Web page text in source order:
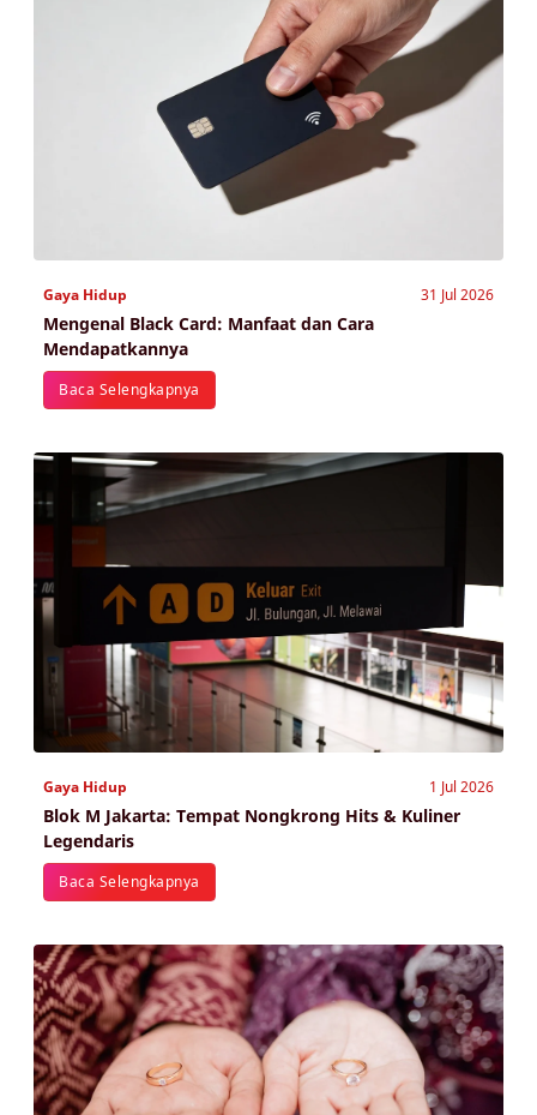
Gaya Hidup 31 Jul 2026
Mengenal Black Card: Manfaat dan Cara
Mendapatkannya
Baca Selengkapnya
Gaya Hidup 1 Jul 2026
Blok M Jakarta: Tempat Nongkrong Hits & Kuliner
Legendaris
Baca Selengkapnya